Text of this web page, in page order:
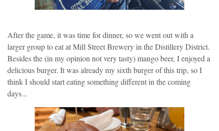
After the game, it was time for dinner, so we went out with a
larger group to eat at Mill Street Brewery in the Distillery District.
Besides the (in my opinion not very tasty) mango beer, I enjoyed a
delicious burger. It was already my sixth burger of this trip, so I
think I should start eating something different in the coming
days...